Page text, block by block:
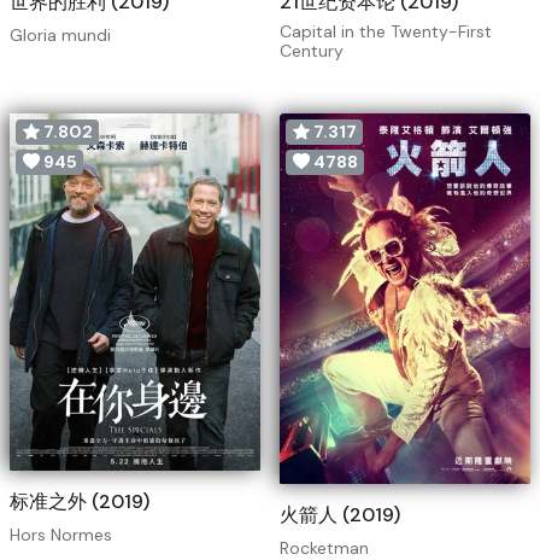
Gloria mundi
Capital in the Twenty-First
Century
7.802
945
标准之外 (2019)
Hors Normes
7.317
4788
火箭人 (2019)
Rocketman